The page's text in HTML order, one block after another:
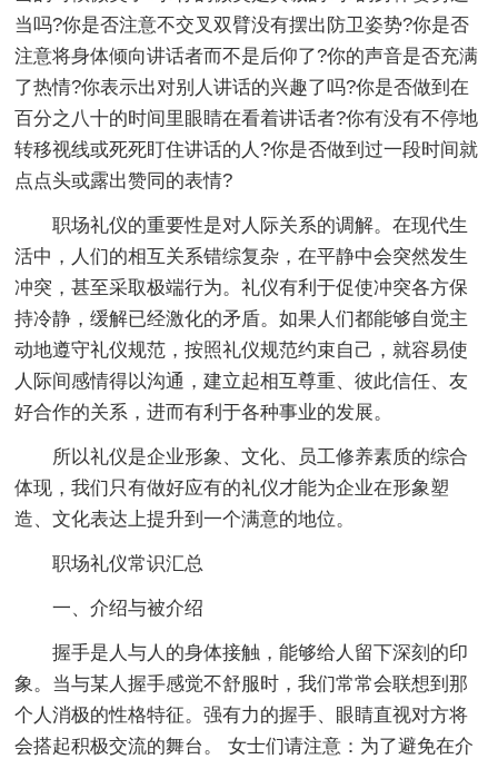
当吗?你是否注意不交叉双臂没有摆出防卫姿势?你是否
注意将身体倾向讲话者而不是后仰了?你的声音是否充满
了热情?你表示出对别人讲话的兴趣了吗?你是否做到在
百分之八十的时间里眼睛在看着讲话者?你有没有不停地
转移视线或死死盯住讲话的人?你是否做到过一段时间就
点点头或露出赞同的表情?
职场礼仪的重要性是对人际关系的调解。在现代生
活中，人们的相互关系错综复杂，在平静中会突然发生
冲突，甚至采取极端行为。礼仪有利于促使冲突各方保
持冷静，缓解已经激化的矛盾。如果人们都能够自觉主
动地遵守礼仪规范，按照礼仪规范约束自己，就容易使
人际间感情得以沟通，建立起相互尊重、彼此信任、友
好合作的关系，进而有利于各种事业的发展。
所以礼仪是企业形象、文化、员工修养素质的综合
体现，我们只有做好应有的礼仪才能为企业在形象塑
造、文化表达上提升到一个满意的地位。
职场礼仪常识汇总
一、介绍与被介绍
握手是人与人的身体接触，能够给人留下深刻的印
象。当与某人握手感觉不舒服时，我们常常会联想到那
个人消极的性格特征。强有力的握手、眼睛直视对方将
会搭起积极交流的舞台。 女士们请注意：为了避免在介